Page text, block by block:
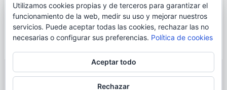
JUEGA AL
CANICÓDROMO
DIGITAL DE
OPENBANK
ING TOCA SUELO EN
LA RENTABILIDAD
DE SU CUENTA
NARANJA: 0,01% TAE
EVO BANK
PERMITIRÁ
INGRESAR DINERO
DESDE LAS OFICINAS
© 2026BLOGAHORRO.
CONTACTA CON EL AUTOR
Utilizamos cookies propias y de terceros para garantizar el
funcionamiento de la web, medir su uso y mejorar nuestros
servicios. Puede aceptar todas las cookies, rechazar las no
necesarias o configurar sus preferencias. Política de cookies
Aceptar todo
Rechazar